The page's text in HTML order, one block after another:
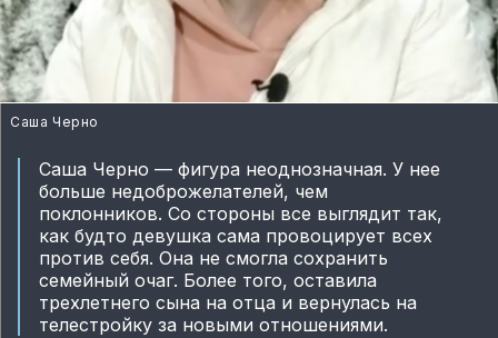
Саша Черно
Саша Черно — фигура неоднозначная. У нее
больше недоброжелателей, чем
поклонников. Со стороны все выглядит так,
как будто девушка сама провоцирует всех
против себя. Она не смогла сохранить
семейный очаг. Более того, оставила
трехлетнего сына на отца и вернулась на
телестройку за новыми отношениями.